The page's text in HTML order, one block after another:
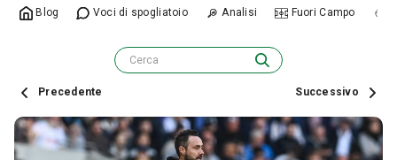
Blog Voci di spogliatoio Analisi Fuori Campo
Precedente Successivo